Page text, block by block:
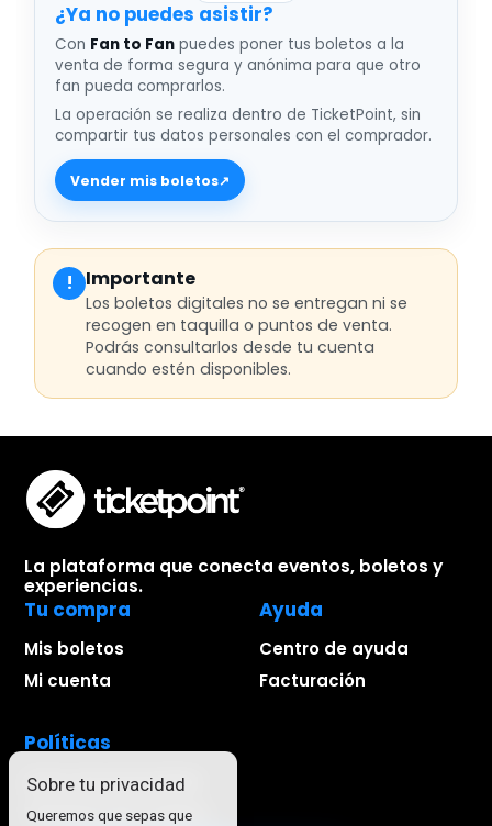
Sobre tu privacidad
Queremos que sepas que
¿Ya no puedes asistir
Con Fan to Fan puedes poner tus boletos a la
venta de forma segura y anónima para que otro
fan pueda comprarlos.
La operación se realiza dentro de TicketPoint, sin
compartir tus datos personales con el comprador.
Vender mis boletos↗
! Importante
Los boletos digitales no se entregan ni se
recogen en taquilla o puntos de venta.
Podrás consultarlos desde tu cuenta
cuando estén disponibles.
La plataforma que conecta eventos, boletos y
experiencias.
Tu compra
Mis boletos
Mi cuenta
Ayuda
Centro de ayuda
Facturación
Políticas
Aviso de privacidad
Términos de compra